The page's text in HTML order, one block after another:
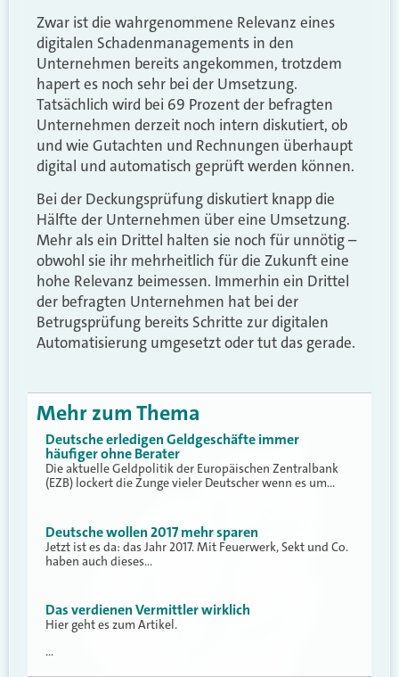
Zwar ist die wahrgenommene Relevanz eines
digitalen Schadenmanagements in den
Unternehmen bereits angekommen, trotzdem
hapert es noch sehr bei der Umsetzung.
Tatsächlich wird bei 69 Prozent der befragten
Unternehmen derzeit noch intern diskutiert, ob
und wie Gutachten und Rechnungen überhaupt
digital und automatisch geprüft werden können.
Bei der Deckungsprüfung diskutiert knapp die
Hälfte der Unternehmen über eine Umsetzung.
Mehr als ein Drittel halten sie noch für unnötig –
obwohl sie ihr mehrheitlich für die Zukunft eine
hohe Relevanz beimessen. Immerhin ein Drittel
der befragten Unternehmen hat bei der
Betrugsprüfung bereits Schritte zur digitalen
Automatisierung umgesetzt oder tut das gerade.
Mehr zum Thema
Deutsche erledigen Geldgeschäfte immer
häufiger ohne Berater
Die aktuelle Geldpolitik der Europäischen Zentralbank
(EZB) lockert die Zunge vieler Deutscher wenn es um…
Deutsche wollen 2017 mehr sparen
Jetzt ist es da: das Jahr 2017. Mit Feuerwerk, Sekt und Co.
haben auch dieses…
Das verdienen Vermittler wirklich
Hier geht es zum Artikel.
…